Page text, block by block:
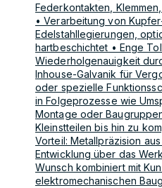
Federkontakten,
• Verarbeitung von
Edelstahllegierungen,
hartbeschichtet • Enge
Wiederholgenauigkeit
Inhouse-Galvanik für
oder spezielle
in Folgeprozesse wie
Montage oder
Kleinstteilen bis hin zu
Vorteil: Metallpräzision
Entwicklung über das
Wunsch kombiniert mit
elektromechanischen